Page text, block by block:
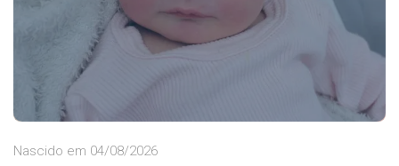
Nascido em 04/08/2026